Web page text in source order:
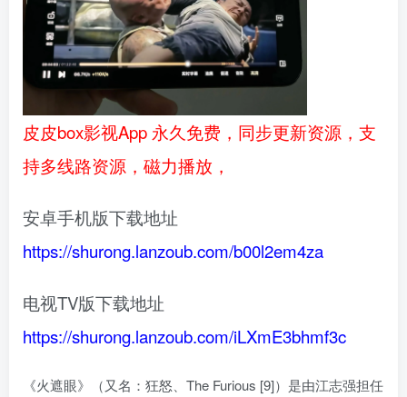
皮皮box影视App 永久免费，同步更新资源，支
持多线路资源，磁力播放，
安卓手机版下载地址
https://shurong.lanzoub.com/b00l2em4za
电视TV版下载地址
https://shurong.lanzoub.com/iLXmE3bhmf3c
《火遮眼》（又名：狂怒、The Furious [9]）是由江志强担任